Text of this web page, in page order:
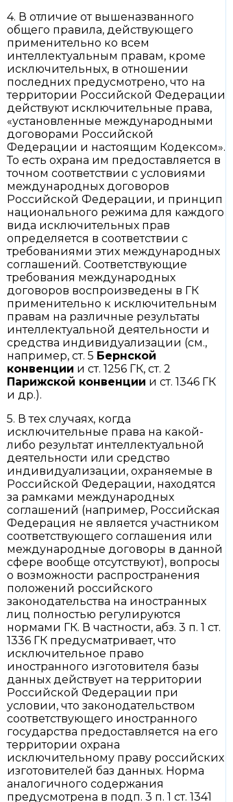
4. В отличие от вышеназванного
общего правила, действующего
применительно ко всем
интеллектуальным правам, кроме
исключительных, в отношении
последних предусмотрено, что на
территории Российской Федерации
действуют исключительные права,
«установленные международными
договорами Российской
Федерации и настоящим Кодексом».
То есть охрана им предоставляется в
точном соответствии с условиями
международных договоров
Российской Федерации, и принцип
национального режима для каждого
вида исключительных прав
определяется в соответствии с
требованиями этих международных
соглашений. Соответствующие
требования международных
договоров воспроизведены в ГК
применительно к исключительным
правам на различные результаты
интеллектуальной деятельности и
средства индивидуализации (см.,
например, ст. 5 Бернской
конвенции и ст. 1256 ГК, ст. 2
Парижской конвенции и ст. 1346 ГК
и др.).
5. В тех случаях, когда
исключительные права на какой-
либо результат интеллектуальной
деятельности или средство
индивидуализации, охраняемые в
Российской Федерации, находятся
за рамками международных
соглашений (например, Российская
Федерация не является участником
соответствующего соглашения или
международные договоры в данной
сфере вообще отсутствуют), вопросы
о возможности распространения
положений российского
законодательства на иностранных
лиц полностью регулируются
нормами ГК. В частности, абз. 3 п. 1 ст.
1336 ГК предусматривает, что
исключительное право
иностранного изготовителя базы
данных действует на территории
Российской Федерации при
условии, что законодательством
соответствующего иностранного
государства предоставляется на его
территории охрана
исключительному праву российских
изготовителей баз данных. Норма
аналогичного содержания
предусмотрена в подп. 3 п. 1 ст. 1341